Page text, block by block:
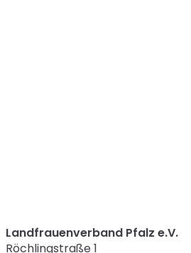
Landfrauenverband Pfalz e.V.
Röchlingstraße 1